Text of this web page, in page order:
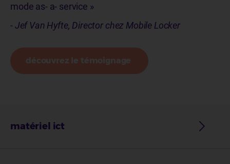
mode as- a- service »
-Jef Van Hyfte, Director chez Mobile Locker
découvrez le témoignage
matériel ict